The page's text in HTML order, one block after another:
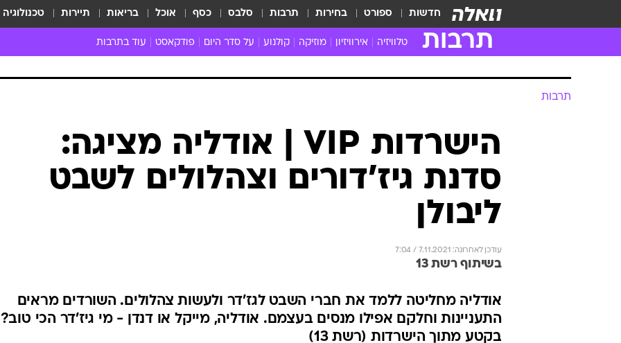
חדשות ספורט בחירות תרבות סלבס כסף אוכל בריאות תיירות טכנולוגיה
תרבות טלוויזיה
טלוויזיה ישראלית
טלוויזיה מחו"ל
סדרות מומלצות
האח הגדול
אירוויזיון מוזיקה
קשוב מאוד
קורדרוי
קליפים וסינגלים
הופעות חיות
קולנוע על סדר היום פודקאסט עוד בתרבות
הופעות חיות
חמש המלצות - ואזהרה
כל הכתבות
תרבות
הישרדות VIP | אודליה מציגה:
סדנת גיז'דורים וצהלולים לשבט
ליבולן
עודכן לאחרונה: 7.11.2021 / 7:04
בשיתוף רשת 13
אודליה מחליטה ללמד את חברי השבט לגז'דר ולעשות צהלולים. השורדים מראים
התעניינות וחלקם אפילו מנסים בעצמם. אודליה, מייקל או דנדן - מי גיז'דר הכי
בקטע מתוך הישרדות (רשת 13)